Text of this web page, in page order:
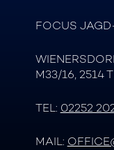
FOCUS
M33/16, 2514
TEL: 02252
MAIL: